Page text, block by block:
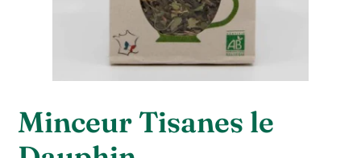
Minceur Tisanes le